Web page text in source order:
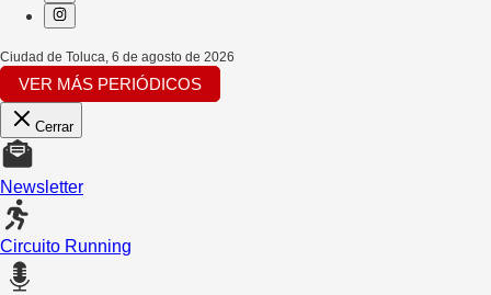
Ciudad de Toluca 6 de agosto de 2026
VER MÁS PERIÓDICOS
Cerrar
Newsletter
Circuito Running